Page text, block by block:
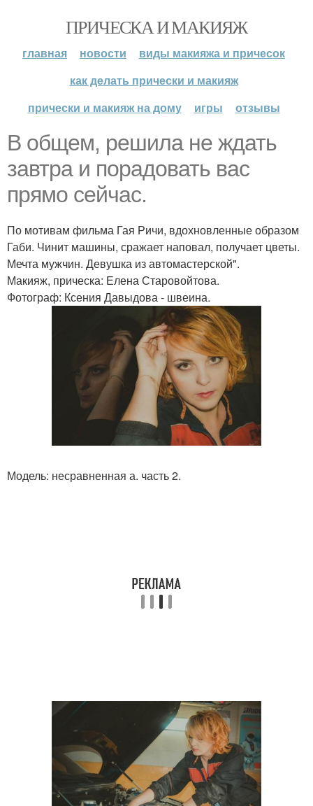
ПРИЧЕСКА И МАКИЯЖ
главная новости
виды макияжа и причесок
как делать прически и макияж
прически и макияж на дому
игры отзывы
В общем, решила не ждать
завтра и порадовать вас
прямо сейчас.
По мотивам фильма Гая Ричи, вдохновленные образом
Габи. Чинит машины, сражает наповал, получает цветы.
Мечта мужчин. Девушка из автомастерской".
Макияж, прическа: Елена Старовойтова.
Фотограф: Ксения Давыдова - швеина.
Модель: несравненная а. часть 2.